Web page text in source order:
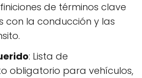
de términos clave
con la conducción y las
: Lista de
obligatorio para vehículos,